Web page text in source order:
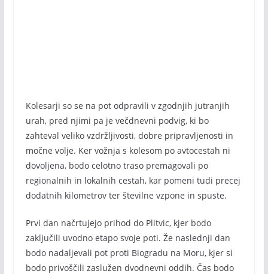
Kolesarji so se na pot odpravili v zgodnjih jutranjih
urah, pred njimi pa je večdnevni podvig, ki bo
zahteval veliko vzdržljivosti, dobre pripravljenosti in
močne volje. Ker vožnja s kolesom po avtocestah ni
dovoljena, bodo celotno traso premagovali po
regionalnih in lokalnih cestah, kar pomeni tudi precej
dodatnih kilometrov ter številne vzpone in spuste.
Prvi dan načrtujejo prihod do Plitvic, kjer bodo
zaključili uvodno etapo svoje poti. Že naslednji dan
bodo nadaljevali pot proti Biogradu na Moru, kjer si
bodo privoščili zaslužen dvodnevni oddih. Čas bodo